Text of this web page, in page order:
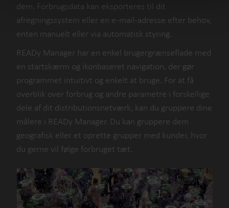
dem. Forbrugsdata kan eksporteres til dit
afregningssystem eller en e-mail-adresse efter behov,
enten manuelt eller via automatisk styring.
READy Manager har en enkel brugergrænseflade med
en startskærm og ikonbaseret navigation, der gør
programmet intuitivt og enkelt at bruge. For at få
overblik over forbrug og andre parametre i forskellige
dele af dit distributionsnetværk, kan du gruppere dine
målere i READy Manager. Du kan gruppere dem
geografisk eller et oprette grupper med kunder, hvor
du gerne vil følge forbruget tæt.